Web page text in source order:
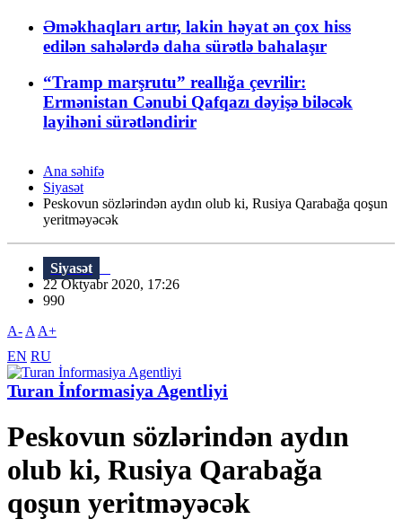
Əməkhaqları artır, lakin həyat ən çox hiss
edilən sahələrdə daha sürətlə bahalaşır
“Tramp marşrutu” reallığa çevrilir:
Ermənistan Cənubi Qafqazı dəyişə biləcək
layihəni sürətləndirir
Ana səhifə
Siyasət
Peskovun sözlərindən aydın olub ki, Rusiya Qarabağa qoşun
yeritməyəcək
Siyasət
22 Oktyabr 2020, 17:26
990
A- A A+
EN RU
Turan İnformasiya Agentliyi
Peskovun sözlərindən aydın
olub ki, Rusiya Qarabağa
qoşun yeritməyəcək